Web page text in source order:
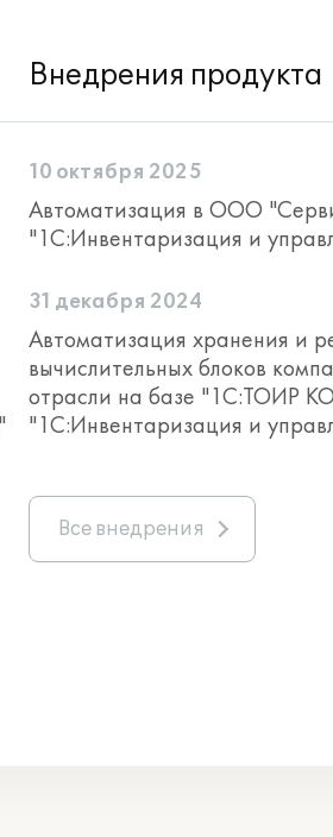
Внедрения продукта
10 октября 2025
Автоматизация в ООО
"1С:Инвентаризация и
31 декабря 2024
Автоматизация хранения и
вычислительных блоков
отрасли на базе "1С:ТОИР
"1С:Инвентаризация и
Все внедрения